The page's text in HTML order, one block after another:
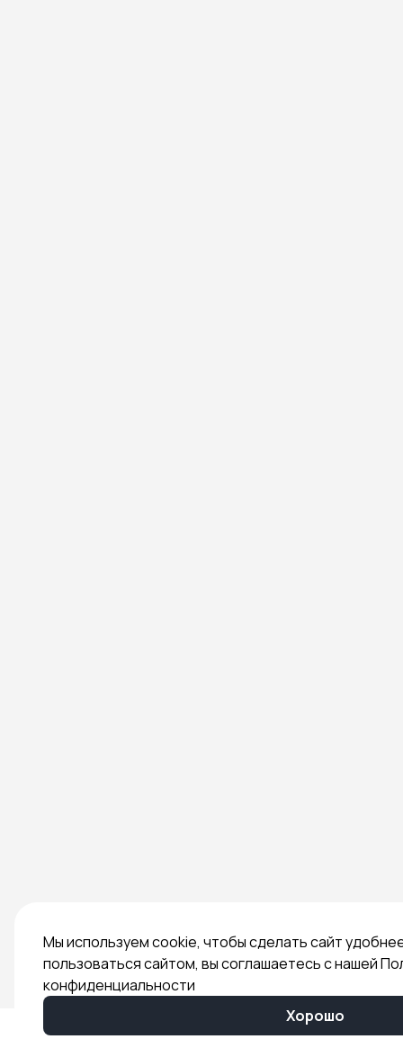
Мы используем cookie, чтобы сделать сайт
пользоваться сайтом, вы соглашаетесь с нашей
конфиденциальности
Хорошо